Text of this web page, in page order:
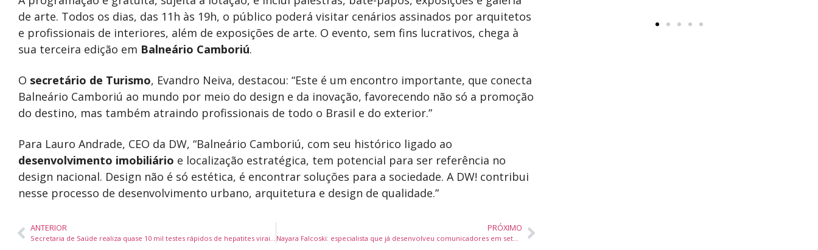
de arte. Todos os dias, das 11h às 19h, o público poderá visitar cenários assinados por arquitetos
e profissionais de interiores, além de exposições de arte. O evento, sem fins lucrativos, chega à
sua terceira edição em Balneário Camboriú.
O secretário de Turismo, Evandro Neiva, destacou: “Este é um encontro importante, que conecta
Balneário Camboriú ao mundo por meio do design e da inovação, favorecendo não só a promoção
do destino, mas também atraindo profissionais de todo o Brasil e do exterior.”
Para Lauro Andrade, CEO da DW, “Balneário Camboriú, com seu histórico ligado ao
desenvolvimento imobiliário e localização estratégica, tem potencial para ser referência no
design nacional. Design não é só estética, é encontrar soluções para a sociedade. A DW! contribui
nesse processo de desenvolvimento urbano, arquitetura e design de qualidade.”
ANTERIOR
Secretaria de Saúde realiza quase 10 mil testes rápidos de hepatites virais em Balneário Piçarras durante Julho Amarelo
PRÓXIMO
Nayara Falcoski: especialista que já desenvolveu comunicadores em sete países lança metodologia exclusiva para posicionamento de imagem